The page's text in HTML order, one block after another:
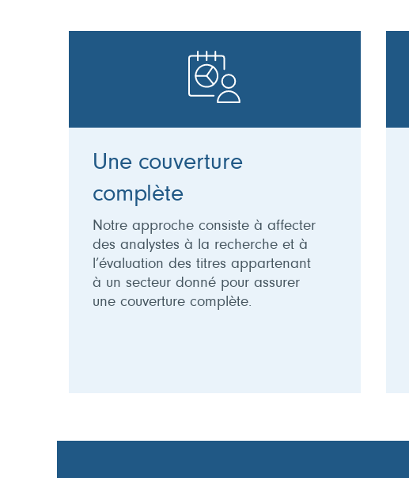
Une couverture
complète
Notre approche consiste à affecter
des analystes à la recherche et à
l’évaluation des titres appartenant
à un secteur donné pour assurer
une couverture complète.